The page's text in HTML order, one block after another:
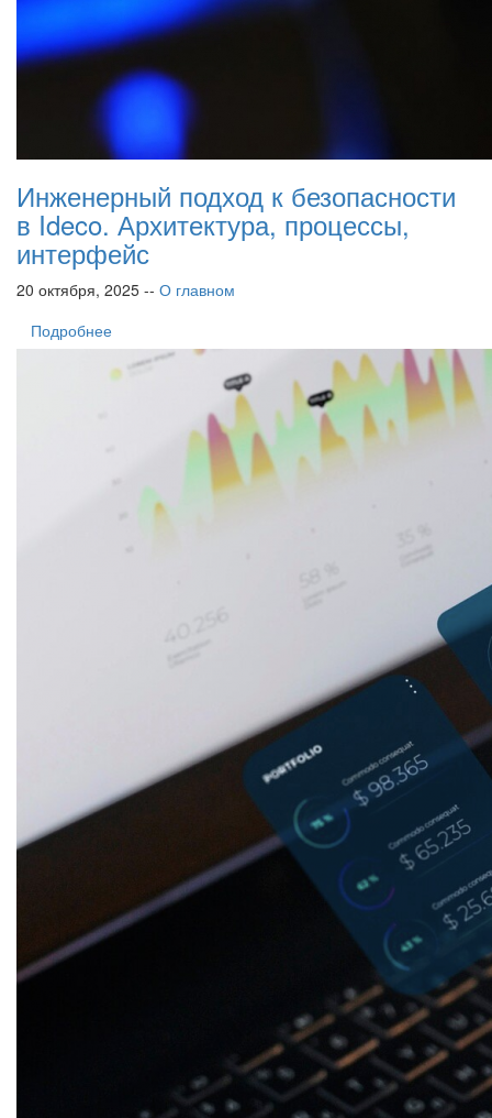
Инженерный подход к безопасности
в Ideco. Архитектура, процессы,
интерфейс
20 октября, 2025 -- О главном
Подробнее